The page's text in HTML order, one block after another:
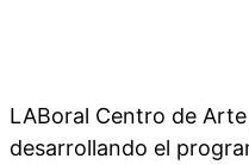
LABoral Centro de
desarrollando el